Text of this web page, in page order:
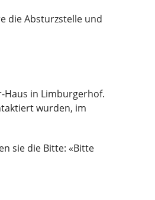
die Absturzstelle und
Haus in Limburgerhof.
wurden, im
sie die Bitte: «Bitte